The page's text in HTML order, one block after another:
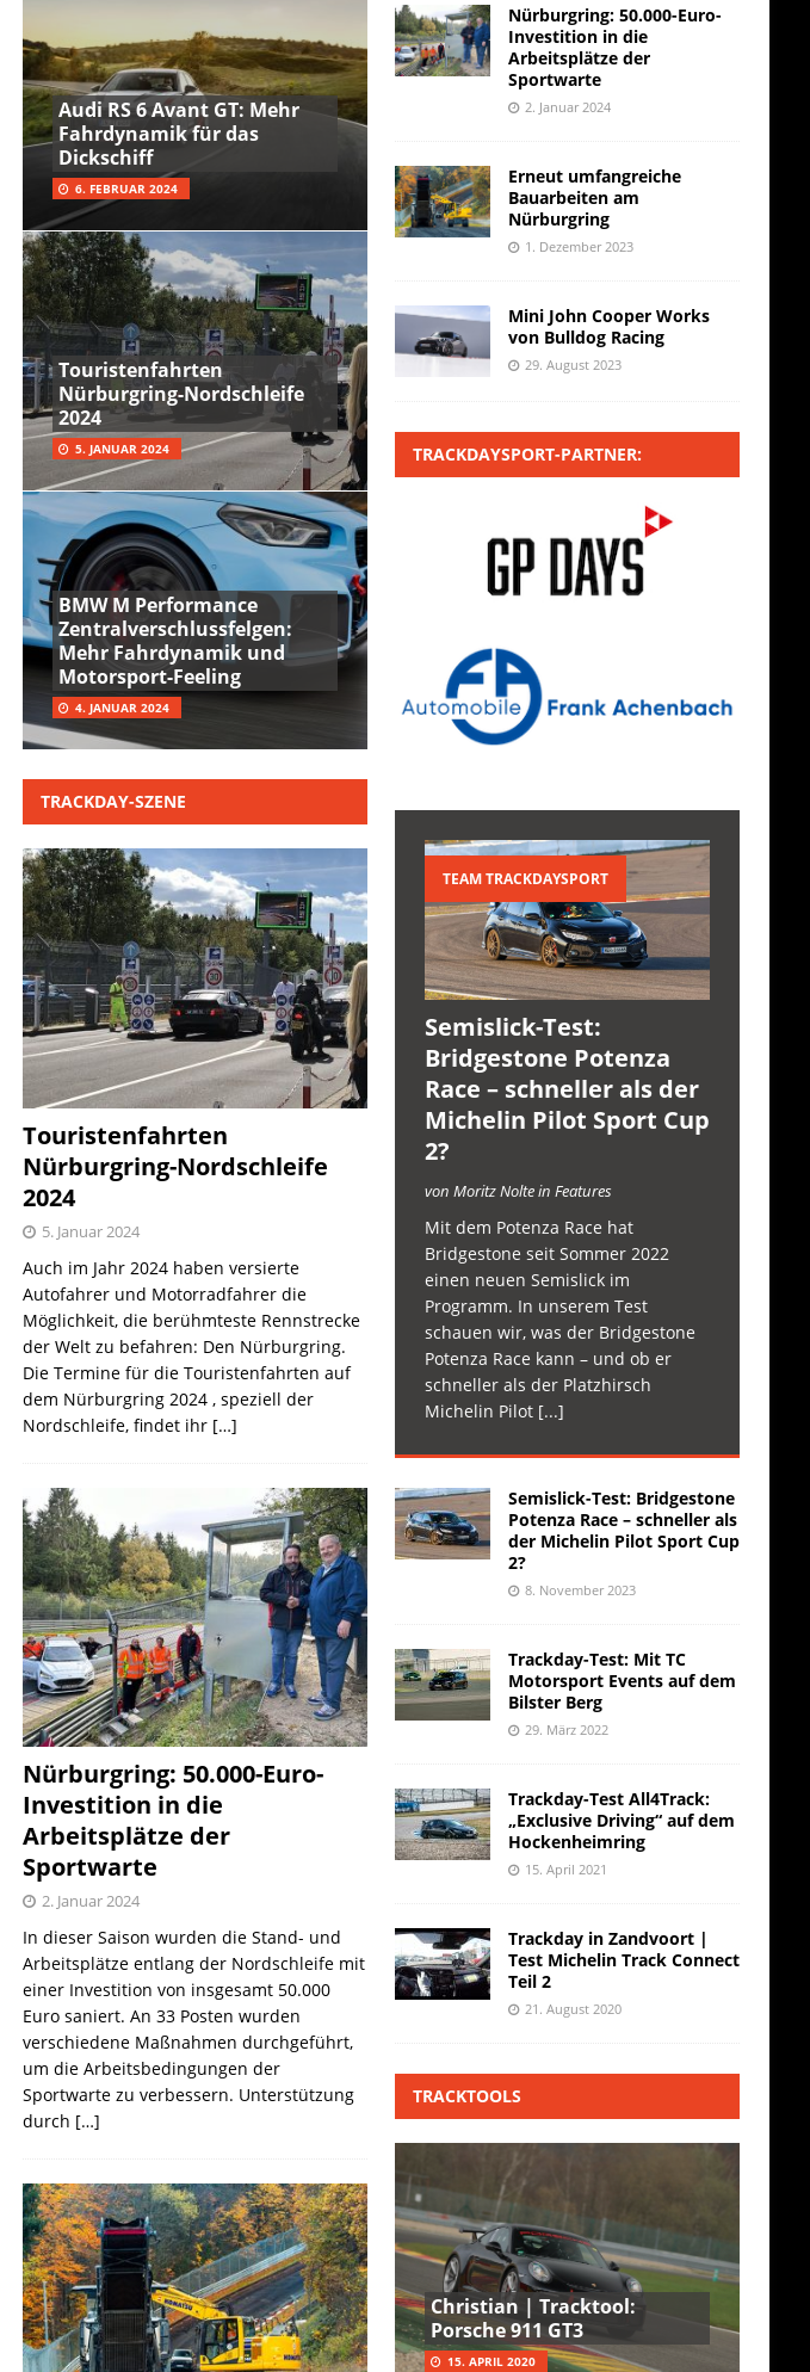
Audi RS 6 Avant GT: Mehr
Fahrdynamik für das
Dickschiff
6. FEBRUAR 2024
Touristenfahrten
Nürburgring-Nordschleife
2024
5. JANUAR 2024
BMW M Performance
Zentralverschlussfelgen:
Mehr Fahrdynamik und
Motorsport-Feeling
4. JANUAR 2024
TRACKDAY-SZENE
Touristenfahrten
Nürburgring-Nordschleife
2024
5. Januar 2024
Auch im Jahr 2024 haben versierte
Autofahrer und Motorradfahrer die
Möglichkeit, die berühmteste Rennstrecke
der Welt zu befahren: Den Nürburgring.
Die Termine für die Touristenfahrten auf
dem Nürburgring 2024 , speziell der
Nordschleife, findet ihr […]
Nürburgring: 50.000-Euro-
Investition in die
Arbeitsplätze der
Sportwarte
2. Januar 2024
In dieser Saison wurden die Stand- und
Arbeitsplätze entlang der Nordschleife mit
einer Investition von insgesamt 50.000
Euro saniert. An 33 Posten wurden
verschiedene Maßnahmen durchgeführt,
um die Arbeitsbedingungen der
Sportwarte zu verbessern. Unterstützung
durch […]
Nürburgring: 50.000-Euro-
Investition in die
Arbeitsplätze der
Sportwarte
2. Januar 2024
Erneut umfangreiche
Bauarbeiten am
Nürburgring
1. Dezember 2023
Mini John Cooper Works
von Bulldog Racing
29. August 2023
TRACKDAYSPORT-PARTNER:
TEAM TRACKDAYSPORT
Semislick-Test:
Bridgestone Potenza
Race – schneller als der
Michelin Pilot Sport Cup
2?
von Moritz Nolte in Features
Mit dem Potenza Race hat
Bridgestone seit Sommer 2022
einen neuen Semislick im
Programm. In unserem Test
schauen wir, was der Bridgestone
Potenza Race kann – und ob er
schneller als der Platzhirsch
Michelin Pilot [...]
Semislick-Test: Bridgestone
Potenza Race – schneller als
der Michelin Pilot Sport Cup
2?
8. November 2023
Trackday-Test: Mit TC
Motorsport Events auf dem
Bilster Berg
29. März 2022
Trackday-Test All4Track:
„Exclusive Driving“ auf dem
Hockenheimring
15. April 2021
Trackday in Zandvoort |
Test Michelin Track Connect
Teil 2
21. August 2020
TRACKTOOLS
Christian | Tracktool:
Porsche 911 GT3
15. APRIL 2020